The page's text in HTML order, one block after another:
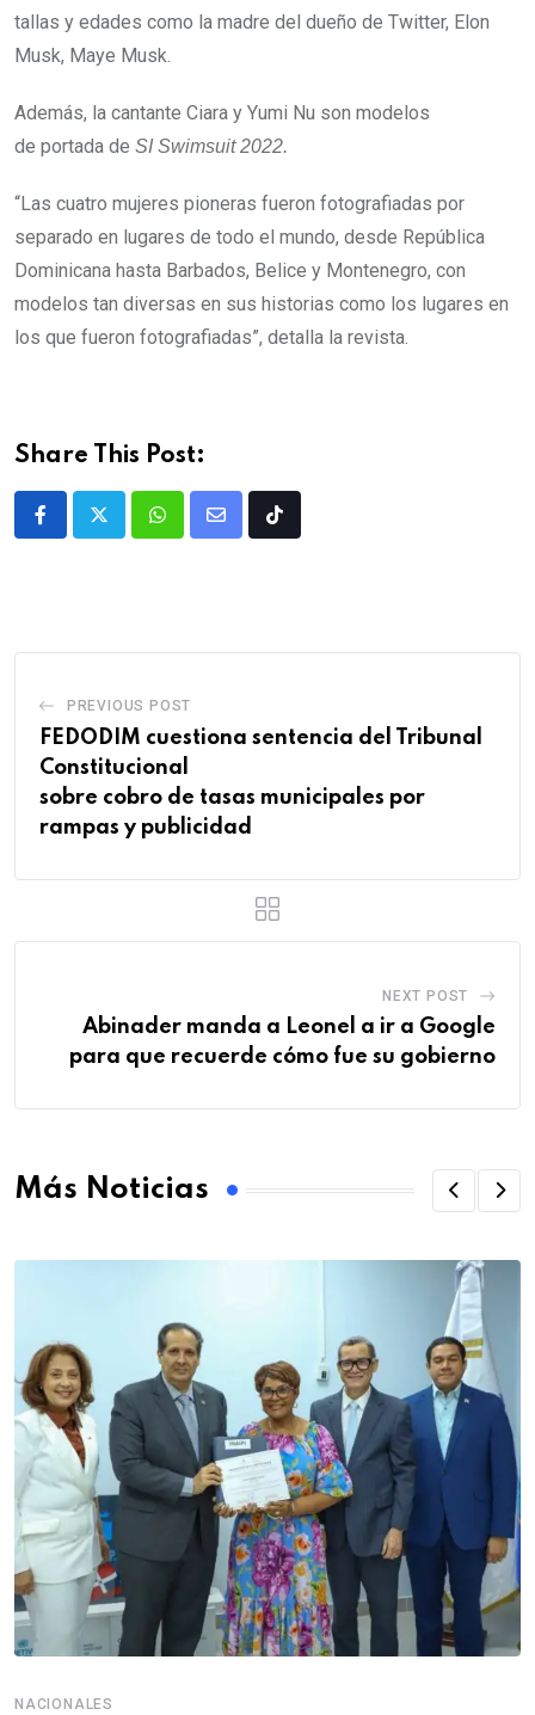
tallas y edades como la madre del dueño de Twitter, Elon
Musk, Maye Musk.
Además, la cantante Ciara y Yumi Nu son modelos
de portada de SI Swimsuit 2022.
“Las cuatro mujeres pioneras fueron fotografiadas por
separado en lugares de todo el mundo, desde República
Dominicana hasta Barbados, Belice y Montenegro, con
modelos tan diversas en sus historias como los lugares en
los que fueron fotografiadas”, detalla la revista.
Share This Post:
PREVIOUS POST
FEDODIM cuestiona sentencia del Tribunal
Constitucional
sobre cobro de tasas municipales por
rampas y publicidad
NEXT POST
Abinader manda a Leonel a ir a Google
para que recuerde cómo fue su gobierno
Más Noticias
NACIONALES